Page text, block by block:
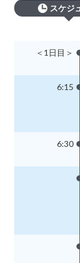
スケジ
＜1日目＞
6:15
6:30